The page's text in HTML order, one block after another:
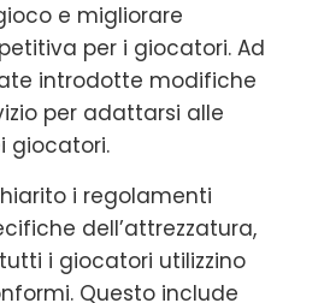
e migliorare
per i giocatori. Ad
introdotte modifiche
per adattarsi alle
giocatori.
i regolamenti
dell’attrezzatura,
i giocatori utilizzino
Questo include